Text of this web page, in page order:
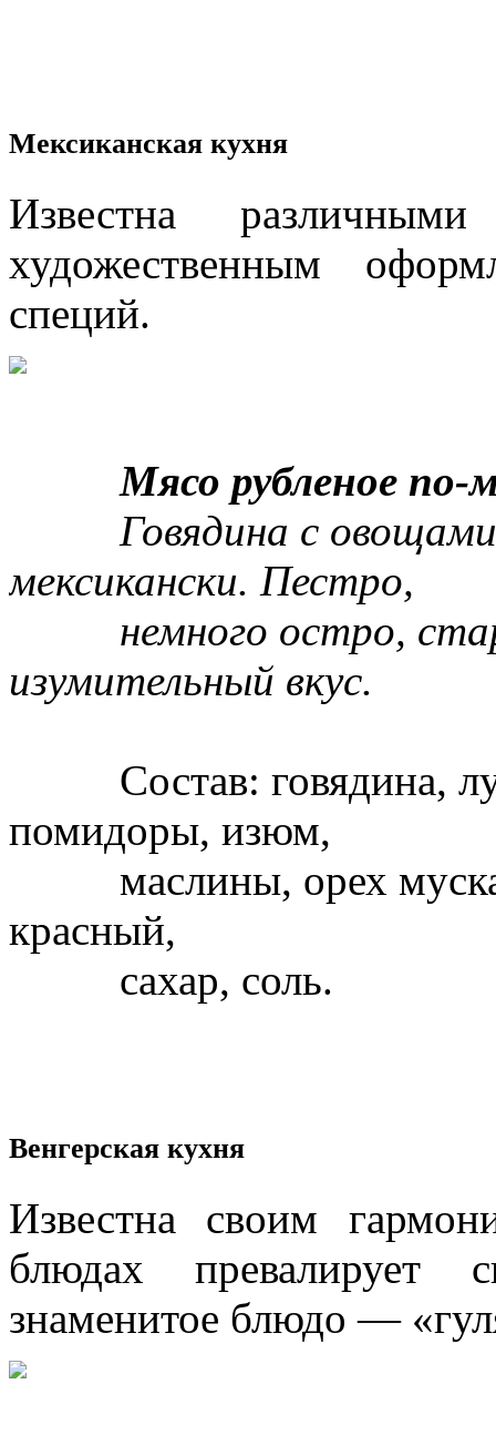
Мексиканская кухня
Известна
художественным
специй.
Мясо рубленое по-
Говядина с овощами
мексикански. Пестро,
немного остро,
изумительный вкус.
Состав: говядина,
помидоры, изюм,
маслины, орех
красный,
сахар, соль.
Венгерская кухня
Известна своим
блюдах
знаменитое блюдо —